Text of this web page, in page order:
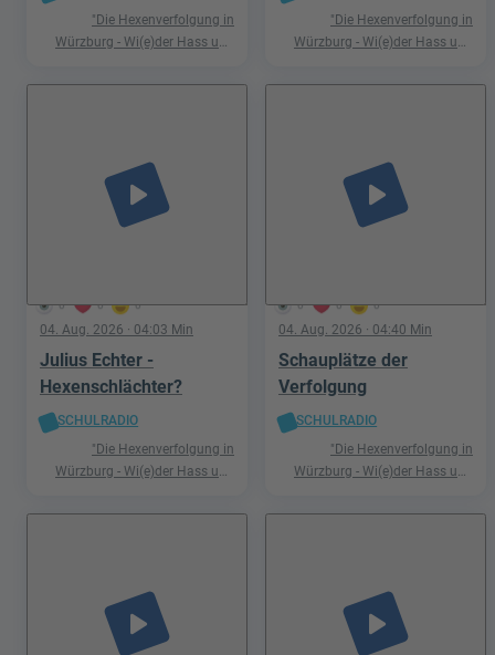
"Die Hexenverfolgung in
Würzburg - Wi(e)der Hass und
"Die Hexenverfolgung in
Würzburg - Wi(e)der Hass und
0 0 0
play_arrow
04. Aug. 2026 · 04:03 Min
Julius Echter -
Hexenschlächter?
SCHULRADIO
"Die Hexenverfolgung in
Würzburg - Wi(e)der Hass und
0 0 0
play_arrow
04. Aug. 2026 · 04:40 Min
Schauplätze der
Verfolgung
SCHULRADIO
"Die Hexenverfolgung in
Würzburg - Wi(e)der Hass und
play_arrow play_arrow